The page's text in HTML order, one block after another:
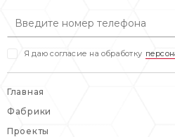
Я даю согласие на обработку
Главная
Фабрики
Проекты